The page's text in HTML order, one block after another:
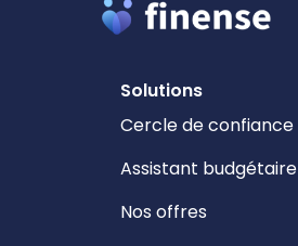
Solutions
Cercle de confiance
Assistant budgétaire
Nos offres